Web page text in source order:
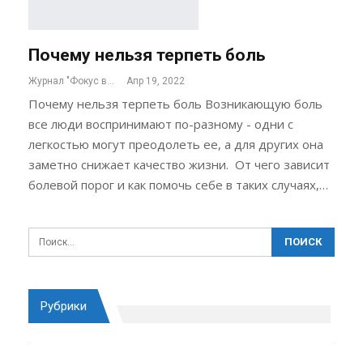
Почему нельзя терпеть боль
Журнал "Фокус внимания" Апр 19, 2022
Почему нельзя терпеть боль Возникающую боль
все люди воспринимают по-разному - одни с
легкостью могут преодолеть ее, а для других она
заметно снижает качество жизни. От чего зависит
болевой порог и как помочь себе в таких случаях,…
Рубрики